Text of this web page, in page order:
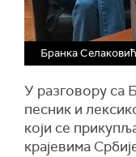
Бранка
У разговору са
песник и
који се
крајевима